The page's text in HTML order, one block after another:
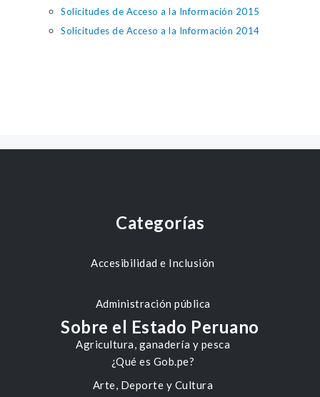
Solicitudes de Acceso a la Información 2015
Solicitudes de Acceso a la Información 2014
Categorías
Accesibilidad e Inclusión
Administración pública
Agricultura, ganadería y pesca
Arte, Deporte y Cultura
Sobre el Estado Peruano
¿Qué es Gob.pe?